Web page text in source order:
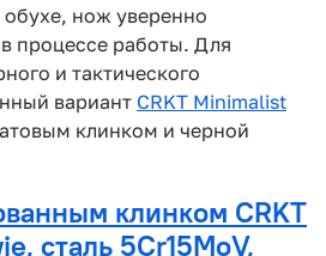
нож уверенно
процессе работы. Для
и тактического
вариант CRKT Minimalist
клинком и черной
клинком CRKT
сталь 5Cr15MoV,